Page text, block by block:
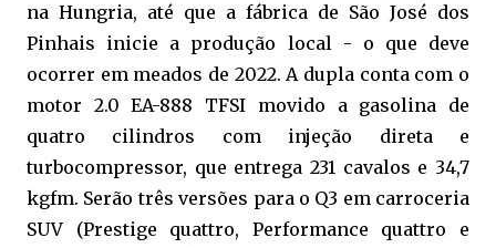
na Hungria, até que a fábrica de São José dos
Pinhais inicie a produção local - o que deve
ocorrer em meados de 2022. A dupla conta com o
motor 2.0 EA-888 TFSI movido a gasolina de
quatro cilindros com injeção direta e
turbocompressor, que entrega 231 cavalos e 34,7
kgfm. Serão três versões para o Q3 em carroceria
SUV (Prestige quattro, Performance quattro e